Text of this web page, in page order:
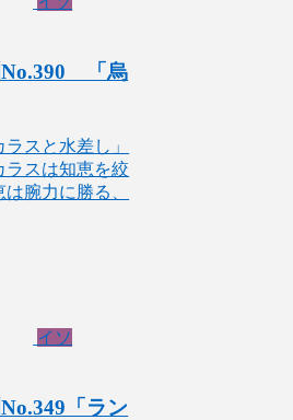
No.390 「烏
スと水差し」
ラスは知恵を絞
腕力に勝る、
イソ
「ラン